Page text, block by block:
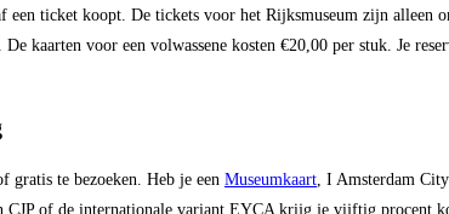
ticket koopt. De tickets voor het Rijksmuseum zijn
kaarten voor een volwassene kosten €20,00 per stuk. Je
te bezoeken. Heb je een Museumkaart, I Amsterdam
CJP of de internationale variant EYCA krijg je vijftig